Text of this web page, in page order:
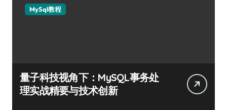
MySql教程
量子科技视角下：MySQL事务处
理实战精要与技术创新